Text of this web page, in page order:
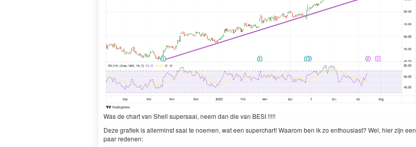
Was de chart van Shell super­saai, neem dan die van BESI !!!!!
Deze grafiek is aller­minst saai te noe­men, wat een super­chart! Waarom ben ik zo ent­hou­si­ast? Wel, hier zijn een
paar redenen: